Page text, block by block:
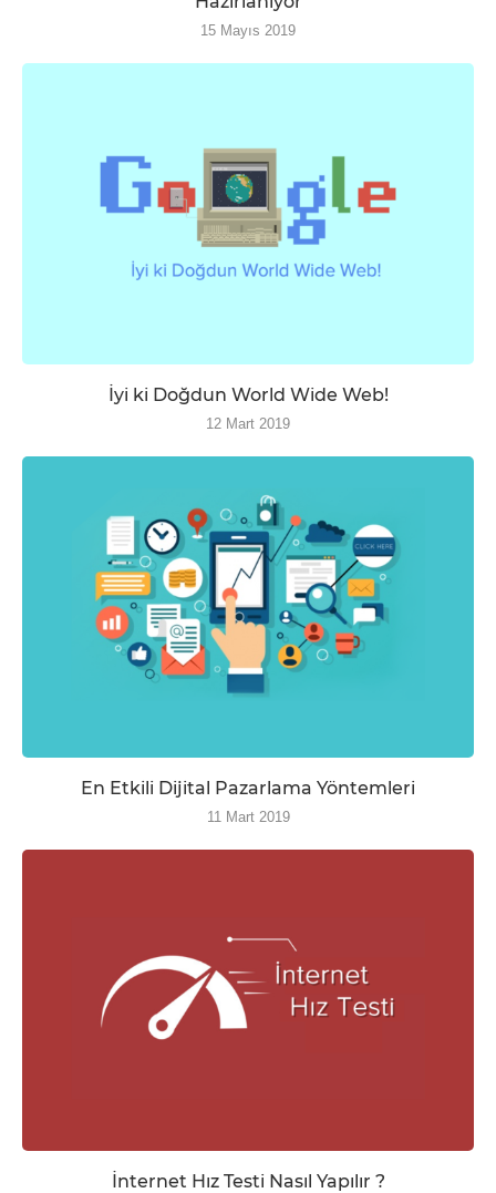
15 Mayıs 2019
İyi ki Doğdun World Wide Web!
12 Mart 2019
En Etkili Dijital Pazarlama Yöntemleri
11 Mart 2019
İnternet Hız Testi Nasıl Yapılır ?